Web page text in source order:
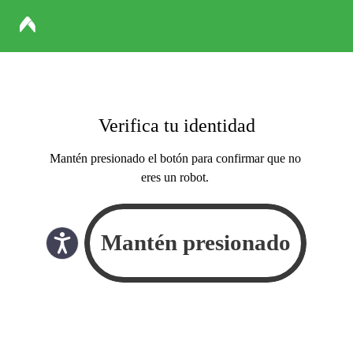
Verifica tu identidad
Mantén presionado el botón para confirmar que no
eres un robot.